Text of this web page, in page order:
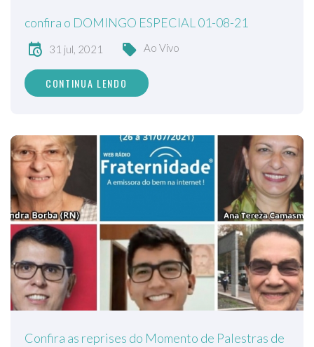
confira o DOMINGO ESPECIAL 01-08-21
31 jul, 2021 Ao Vivo
CONTINUA LENDO
Confira as reprises do Momento de Palestras de